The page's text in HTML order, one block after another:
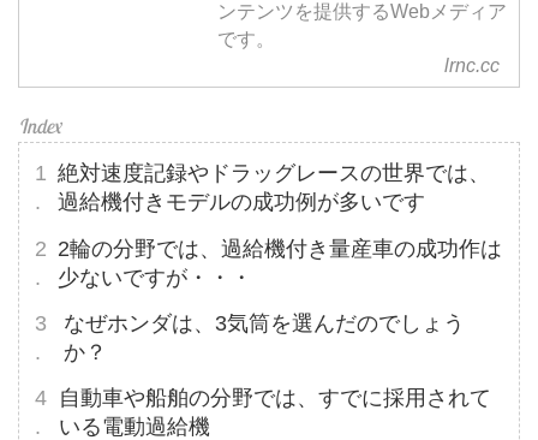
ンテンツを提供するWebメディア
です。
lrnc.cc
絶対速度記録やドラッグレースの世界では、
過給機付きモデルの成功例が多いです
2輪の分野では、過給機付き量産車の成功作は
少ないですが・・・
なぜホンダは、3気筒を選んだのでしょう
か？
自動車や船舶の分野では、すでに採用されて
いる電動過給機